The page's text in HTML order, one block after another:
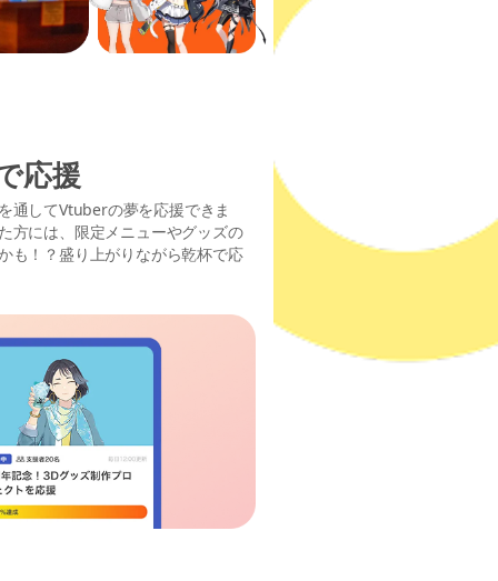
応援
通してVtuberの夢を応援できま
方には、限定メニューやグッズの
も！？盛り上がりながら乾杯で応